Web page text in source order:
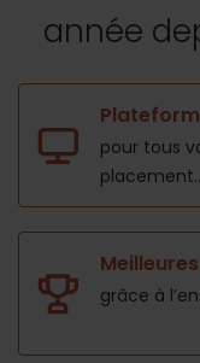
année
pour tous
grâce à